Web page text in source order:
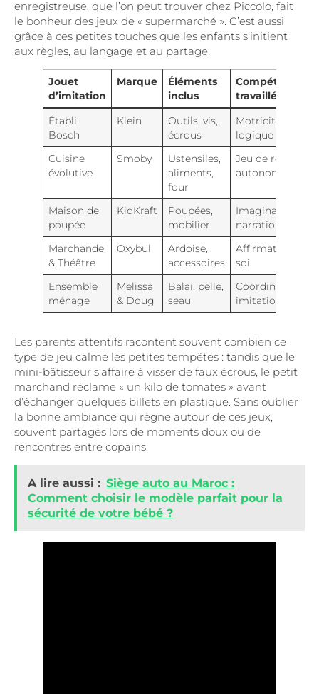
enregistreuse, que l’on peut trouver chez Piccolo, fait
le bonheur des jeux de « supermarché ». C’est aussi
grâce à ces petites touches que les enfants s’initient
aux règles, au langage et au partage.
Jouet
d’imitation
Marque
Éléments
inclus
Compétences
travaillées
Établi
Bosch
Klein
Outils, vis,
écrous
Motricité,
logique
Cuisine
évolutive
Smoby
Ustensiles,
aliments,
four
Jeu de rôle,
autonomie
Maison de
poupée
KidKraft
Poupées,
mobilier
Imagination,
narration
Marchande
& Théâtre
Oxybul
Ardoise,
accessoires
Affirmation de
soi
Ensemble
ménage
Melissa
& Doug
Balai, pelle,
seau
Coordination,
imitation
Les parents attentifs racontent souvent combien ce
type de jeu calme les petites tempêtes : tandis que le
mini-bâtisseur s’affaire à visser de faux écrous, le petit
marchand réclame « un kilo de tomates » avant
d’échanger quelques billets en plastique. Sans oublier
la bonne ambiance qui règne autour de ces jeux,
souvent partagés lors de moments doux ou de
rencontres entre copains.
A lire aussi : Siège auto au Maroc :
Comment choisir le modèle parfait pour la
sécurité de votre bébé ?